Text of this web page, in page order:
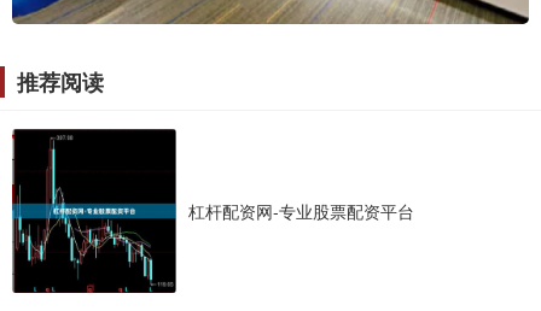
推荐阅读
杠杆配资网-专业股票配资平台